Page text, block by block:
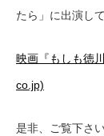
たら」に出演し
映画『もしも徳
co.jp)
是非、ご覧下さい